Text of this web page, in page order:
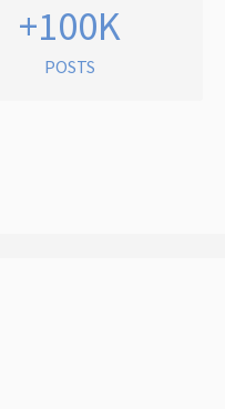
+100K
POSTS